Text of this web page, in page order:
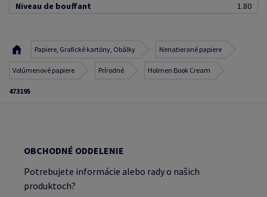
Niveau de bouffant
1.80
Papiere, Grafické kartóny, Obálky Nenatierané papiere
Volúmenové papiere Prírodné Holmen Book Cream
473195
OBCHODNÉ ODDELENIE
Potrebujete informácie alebo rady o našich
produktoch?